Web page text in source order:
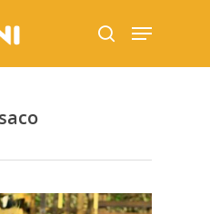
ESC to close